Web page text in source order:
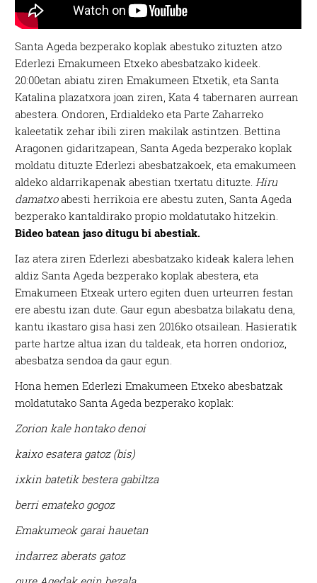
Santa Ageda bezperako koplak abestuko zituzten atzo
Ederlezi Emakumeen Etxeko abesbatzako kideek.
20:00etan abiatu ziren Emakumeen Etxetik, etaSanta
Katalina plazatxora joan ziren, Kata 4 tabernaren aurrean
abestera. Ondoren, Erdialdeko eta Parte Zaharreko
kaleetatik zehar ibili ziren makilak astintzen. Bettina
Aragonen gidaritzapean, Santa Ageda bezperako koplak
moldatu dituzte Ederlezi abesbatzakoek, eta emakumeen
aldeko aldarrikapenak abestian txertatu dituzte.Hiru
damatxoabesti herrikoia ere abestu zuten, Santa Ageda
bezperako kantaldirako propio moldatutako hitzekin.
Bideo batean jaso ditugu bi abestiak.
Iaz atera ziren Ederlezi abesbatzako kideak kalera lehen
aldiz Santa Ageda bezperako koplak abestera, eta
Emakumeen Etxeak urtero egiten duen urteurren festan
ere abestu izan dute. Gaur egun abesbatza bilakatu dena,
kantu ikastaro gisa hasi zen 2016ko otsailean. Hasieratik
parte hartze altua izan du taldeak, eta horren ondorioz,
abesbatza sendoa da gaur egun.
Hona hemen Ederlezi Emakumeen Etxeko abesbatzak
moldatutako Santa Ageda bezperako koplak:
Zorion kale hontako denoi
kaixo esatera gatoz (bis)
ixkin batetik bestera gabiltza
berri emateko gogoz
Emakumeok garai hauetan
indarrez aberats gatoz